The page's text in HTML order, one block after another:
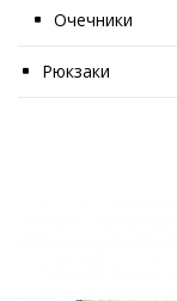
Очечники
Рюкзаки